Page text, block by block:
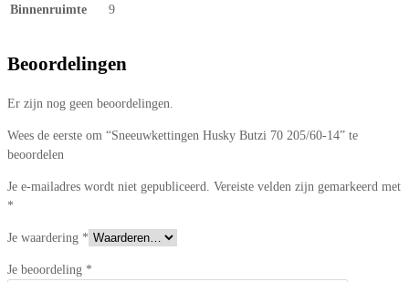
Binnenruimte 9
Beoordelingen
Er zijn nog geen beoordelingen.
Wees de eerste om “Sneeuwkettingen Husky Butzi 70 205/60-14” te
beoordelen
Je e-mailadres wordt niet gepubliceerd. Vereiste velden zijn gemarkeerd met
*
Je waardering *
Je beoordeling *